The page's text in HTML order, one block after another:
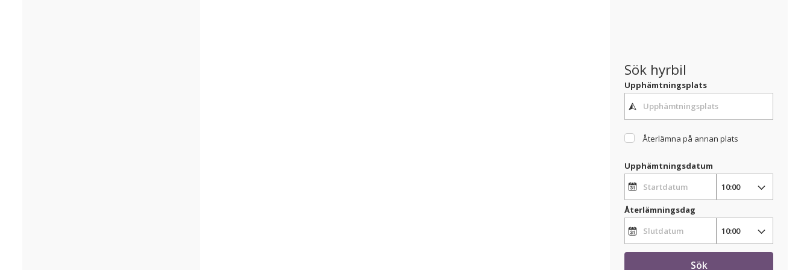
Sök hyrbil
Upphämtningsplats
Återlämna på annan plats
Upphämtningsdatum
Återlämningsdag
Sök